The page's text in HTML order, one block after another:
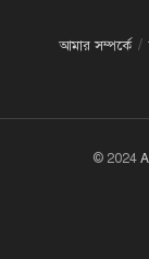
আমার সম্পর্কে
© 2024